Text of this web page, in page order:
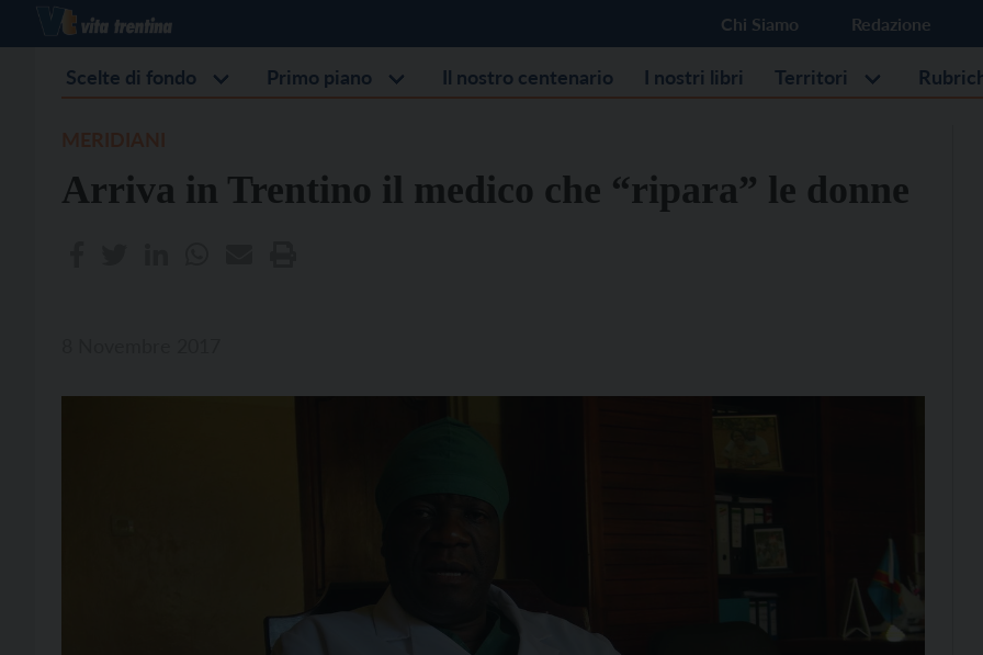
Chi Siamo Redazione
Scelte di fondo Primo piano Il nostro centenario I nostri libri Territori
Arriva in Trentino il medico che “ripara” le donne